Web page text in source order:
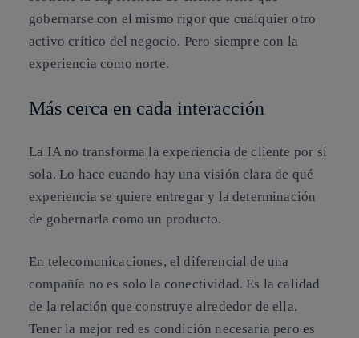
gobernarse con el mismo rigor que cualquier otro
activo crítico del negocio. Pero siempre con la
experiencia como norte.
Más cerca en cada interacción
La IA no transforma la experiencia de cliente por sí
sola. Lo hace cuando hay una visión clara de qué
experiencia se quiere entregar y la determinación
de gobernarla como un producto.
En telecomunicaciones, el diferencial de una
compañía no es solo la conectividad. Es la calidad
de la relación que construye alrededor de ella.
Tener la mejor red es condición necesaria pero es